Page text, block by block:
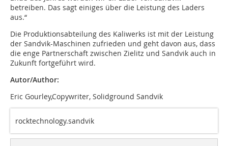
betreiben. Das sagt einiges über die Leistung des Laders
aus.“
Die Produktionsabteilung des Kaliwerks ist mit der Leistung
der Sandvik-Maschinen zufrieden und geht davon aus, dass
die enge Partnerschaft zwischen Zielitz und Sandvik auch in
Zukunft fortgeführt wird.
Autor/Author:
Eric Gourley,Copywriter, Solidground Sandvik
rocktechnology.sandvik